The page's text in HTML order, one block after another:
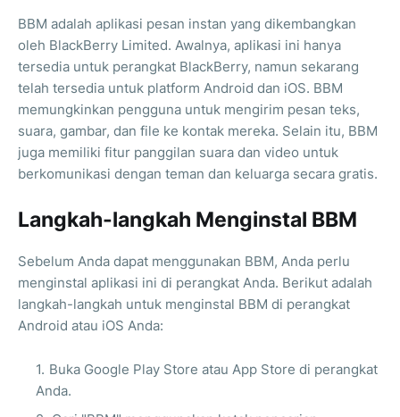
BBM adalah aplikasi pesan instan yang dikembangkan
oleh BlackBerry Limited. Awalnya, aplikasi ini hanya
tersedia untuk perangkat BlackBerry, namun sekarang
telah tersedia untuk platform Android dan iOS. BBM
memungkinkan pengguna untuk mengirim pesan teks,
suara, gambar, dan file ke kontak mereka. Selain itu, BBM
juga memiliki fitur panggilan suara dan video untuk
berkomunikasi dengan teman dan keluarga secara gratis.
Langkah-langkah Menginstal BBM
Sebelum Anda dapat menggunakan BBM, Anda perlu
menginstal aplikasi ini di perangkat Anda. Berikut adalah
langkah-langkah untuk menginstal BBM di perangkat
Android atau iOS Anda:
Buka Google Play Store atau App Store di perangkat
Anda.